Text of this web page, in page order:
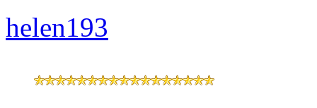
helen193